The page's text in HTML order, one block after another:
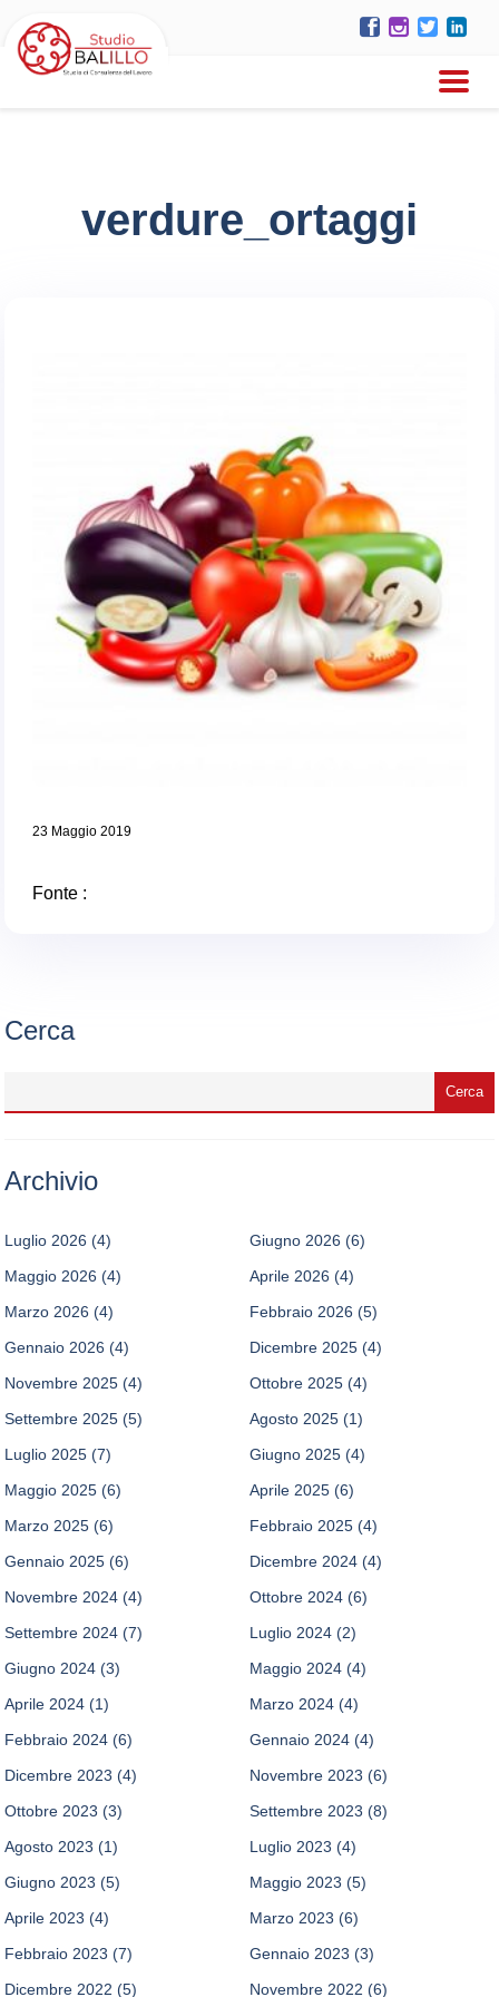
verdure_ortaggi
23 Maggio 2019
Fonte :
Cerca
Archivio
Luglio 2026 (4) Giugno 2026 (6)
Maggio 2026 (4) Aprile 2026 (4)
Marzo 2026 (4) Febbraio 2026 (5)
Gennaio 2026 (4) Dicembre 2025 (4)
Novembre 2025 (4) Ottobre 2025 (4)
Settembre 2025 (5) Agosto 2025 (1)
Luglio 2025 (7) Giugno 2025 (4)
Maggio 2025 (6) Aprile 2025 (6)
Marzo 2025 (6) Febbraio 2025 (4)
Gennaio 2025 (6) Dicembre 2024 (4)
Novembre 2024 (4) Ottobre 2024 (6)
Settembre 2024 (7) Luglio 2024 (2)
Giugno 2024 (3) Maggio 2024 (4)
Aprile 2024 (1) Marzo 2024 (4)
Febbraio 2024 (6) Gennaio 2024 (4)
Dicembre 2023 (4) Novembre 2023 (6)
Ottobre 2023 (3) Settembre 2023 (8)
Agosto 2023 (1) Luglio 2023 (4)
Giugno 2023 (5) Maggio 2023 (5)
Aprile 2023 (4) Marzo 2023 (6)
Febbraio 2023 (7) Gennaio 2023 (3)
Dicembre 2022 (5) Novembre 2022 (6)